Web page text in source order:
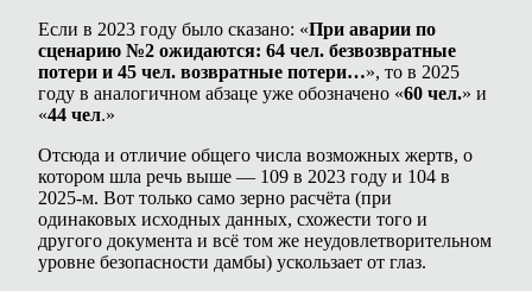
Если в 2023 году было сказано: «При аварии по
сценарию №2 ожидаются: 64 чел. безвозвратные
потери и 45 чел. возвратные потери…», то в 2025
году в аналогичном абзаце уже обозначено «60 чел.» и
«44 чел.»
Отсюда и отличие общего числа возможных жертв, о
котором шла речь выше — 109 в 2023 году и 104 в
2025-м. Вот только само зерно расчёта (при
одинаковых исходных данных, схожести того и
другого документа и всё том же неудовлетворительном
уровне безопасности дамбы) ускользает от глаз.